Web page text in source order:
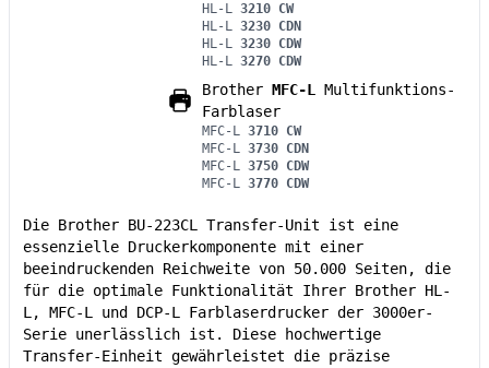
HL-L 3210 CW
HL-L 3230 CDN
HL-L 3230 CDW
HL-L 3270 CDW
Brother MFC-L Multifunktions-
Farblaser
MFC-L 3710 CW
MFC-L 3730 CDN
MFC-L 3750 CDW
MFC-L 3770 CDW
Die Brother BU-223CL Transfer-Unit ist eine
essenzielle Druckerkomponente mit einer
beeindruckenden Reichweite von 50.000 Seiten, die
für die optimale Funktionalität Ihrer Brother HL-
L, MFC-L und DCP-L Farblaserdrucker der 3000er-
Serie unerlässlich ist. Diese hochwertige
Transfer-Einheit gewährleistet die präzise